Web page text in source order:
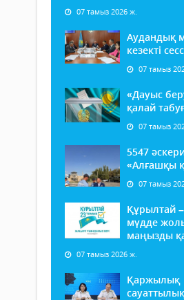
07 тамыз 2026 ж.
Аудандық
кезекті
07 тамыз
«Дауыс
қалай
07 тамыз
5547
«Алғашқы
07 тамыз
Құрылтай
мүдде
маңызды
07 тамыз 2026 ж.
Қаржылық